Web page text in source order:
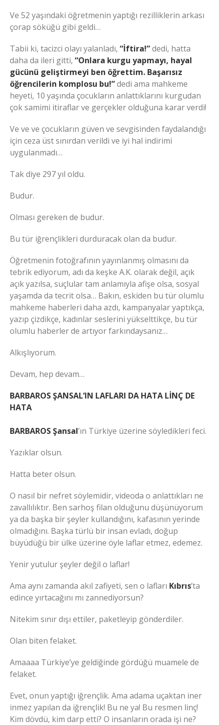
Ve 52 yaşındaki öğretmenin yaptığı rezilliklerin arkası
çorap söküğü gibi geldi…
Tabii ki, tacizci olayı yalanladı, “İftira!”dedi, hatta
daha da ileri gitti, “Onlara kurgu yapmayı, hayal
gücünü geliştirmeyi ben öğrettim. Başarısız
öğrencilerin komplosu bu!”dedi ama mahkeme
heyeti, 10 yaşında çocukların anlattıklarını kurgudan
çok samimi itiraflar ve gerçekler olduğuna karar verdi!
Ve ve ve çocukların güven ve sevgisinden faydalandığı
için ceza üst sınırdan verildi ve iyi hal indirimi
uygulanmadı…
Tak diye 297 yıl oldu.
Budur.
Olması gereken de budur.
Bu tür iğrençlikleri durduracak olan da budur.
Öğretmenin fotoğrafının yayınlanmış olmasını da
tebrik ediyorum, adı da keşke A.K. olarak değil, açık
açık yazılsa, suçlular tam anlamıyla afişe olsa, sosyal
yaşamda da tecrit olsa… Bakın, eskiden bu tür olumlu
mahkeme haberleri daha azdı, kampanyalar yaptıkça,
yazıp çizdikçe, kadınlar seslerini yükselttikçe, bu tür
olumlu haberler de artıyor farkındaysanız…
Alkışlıyorum.
Devam, hep devam…
BARBAROS ŞANSAL’IN LAFLARI DA HATA LİNÇ DE
HATA
BARBAROS Şansal’ın Türkiye üzerine söyledikleri feci.
Yazıklar olsun.
Hatta beter olsun.
O nasıl bir nefret söylemidir, videoda o anlattıkları ne
zavallılıktır. Ben sarhoş filan olduğunu düşünüyorum
ya da başka bir şeyler kullandığını, kafasının yerinde
olmadığını. Başka türlü bir insan evladı, doğup
büyüdüğü bir ülke üzerine öyle laflar etmez, edemez.
Yenir yutulur şeyler değil o laflar!
Ama aynı zamanda akıl zafiyeti, sen o lafları Kıbrıs’ta
edince yırtacağını mı zannediyorsun?
Nitekim sınır dışı ettiler, paketleyip gönderdiler.
Olan biten felaket.
Amaaaa Türkiye’ye geldiğinde gördüğü muamele de
felaket.
Evet, onun yaptığı iğrençlik. Ama adama uçaktan iner
inmez yapılan da iğrençlik! Bu ne ya! Bu resmen linç!
Kim dövdü, kim darp etti? O insanların orada işi ne?